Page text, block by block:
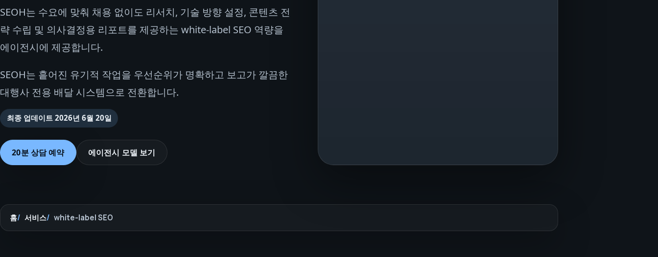
SEOH는 수요에 맞춰 채용 없이도 리서치, 기술 방향 설정, 콘텐츠 전
략 수립 및 의사결정용 리포트를 제공하는 white-label SEO 역량을
에이전시에 제공합니다.
SEOH는 흩어진 유기적 작업을 우선순위가 명확하고 보고가 깔끔한
대행사 전용 배달 시스템으로 전환합니다.
최종 업데이트 2026년 6월 20일
20분 상담 예약 에이전시 모델 보기
홈 서비스 white-label SEO